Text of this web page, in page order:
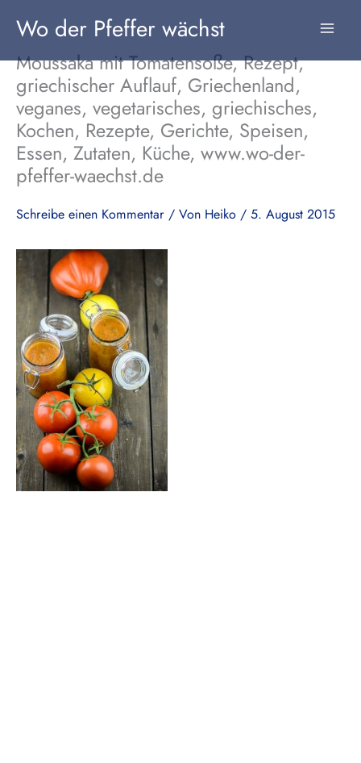
InhaltWo der Pfeffer wächst
Moussaka mit Tomatensoße, Rezept,
griechischer Auflauf, Griechenland,
veganes, vegetarisches, griechisches,
Kochen, Rezepte, Gerichte, Speisen,
Essen, Zutaten, Küche, www.wo-der-
pfeffer-waechst.de
Schreibe einen Kommentar / Von Heiko / 5. August 2015